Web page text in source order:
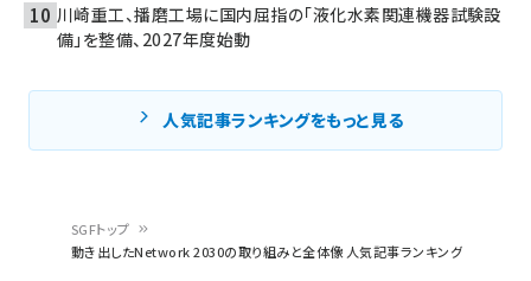
SGFトップ
動き出したNetwork 2030の取り組みと全体像 人気記事ランキング
川崎重工、播磨工場に国内屈指の「液化水素関連機器試験設
備」を整備、2027年度始動
人気記事ランキングをもっと見る